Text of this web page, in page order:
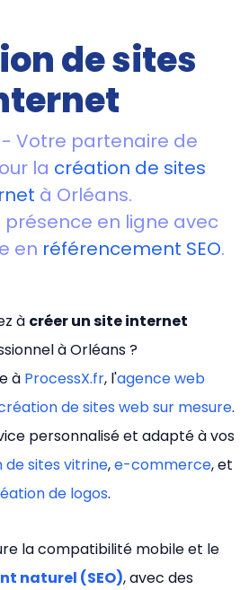
de sites
- Votre partenaire de
la création de sites
à Orléans.
présence en ligne avec
en référencement SEO.
à créer un site internet
à Orléans ?
à ProcessX.fr, l'agence web
de sites web sur mesure.
personnalisé et adapté à vos
sites vitrine,e-commerce, et
de logos.
la compatibilité mobile et le
naturel (SEO), avec des